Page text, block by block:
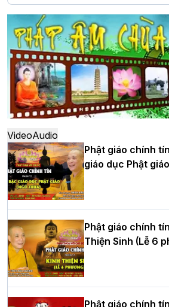
Hà Nội: Long trọng lễ khởi công
dựng Trung tâm văn hóa Phật
đô
Hà Nội: Ngày tu học cuối cùng
khóa sinh hoạt Phật pháp mùa hè
thứ XIV tại chùa Bằng
Học yêu thương trong ngày tu tập
tư của Khóa sinh hoạt Phật pháp
hè tại chùa Bằng
HT.Thích Thọ Lạc được suy cử làm
Trưởng BTS GHPGVN tỉnh Nghệ An
VideoAudio
Phật giáo chính
giáo dục Phật
Phật giáo chính
Thiện Sinh (Lễ 6
Phật giáo chính